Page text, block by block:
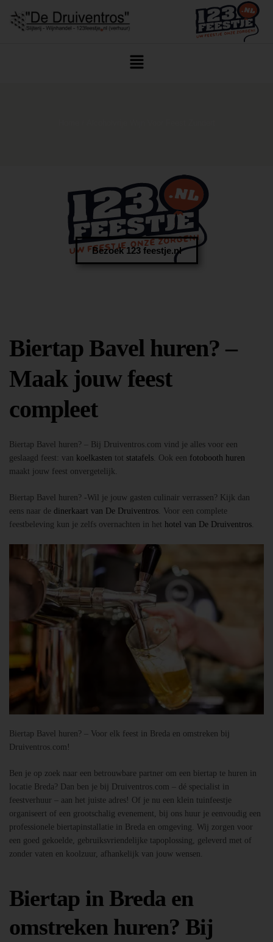
Bezoek 123 feestje.nl
Biertap Bavel huren? –
Maak jouw feest
compleet
Biertap Bavel huren? – Bij Druiventros.com vind je alles voor een
geslaagd feest: van koelkasten tot statafels. Ook een fotobooth huren
maakt jouw feest onvergetelijk.
Biertap Bavel huren? -Wil je jouw gasten culinair verrassen? Kijk dan
eens naar de dinerkaart van De Druiventros. Voor een complete
feestbeleving kun je zelfs overnachten in het hotel van De Druiventros.
Biertap Bavel huren? – Voor elk feest in Breda en omstreken bij
Druiventros.com!
Ben je op zoek naar een betrouwbare partner om een biertap te huren in
locatie Breda? Dan ben je bij Druiventros.com – dé specialist in
feestverhuur – aan het juiste adres! Of je nu een klein tuinfeestje
organiseert of een grootschalig evenement, bij ons huur je eenvoudig een
professionele biertapinstallatie in Breda en omgeving. Wij zorgen voor
een goed gekoelde, gebruiksvriendelijke tapoplossing, geleverd met of
zonder vaten en koolzuur, afhankelijk van jouw wensen.
Biertap in Breda en
omstreken huren? Bij